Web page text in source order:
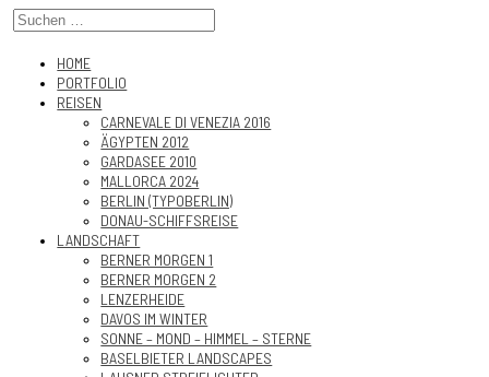
HOME
PORTFOLIO
REISEN
CARNEVALE DI VENEZIA 2016
ÄGYPTEN 2012
GARDASEE 2010
MALLORCA 2024
BERLIN (TYPOBERLIN)
DONAU-SCHIFFSREISE
LANDSCHAFT
BERNER MORGEN 1
BERNER MORGEN 2
LENZERHEIDE
DAVOS IM WINTER
SONNE – MOND – HIMMEL – STERNE
BASELBIETER LANDSCAPES